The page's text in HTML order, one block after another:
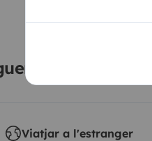
Viatjar a l'estranger